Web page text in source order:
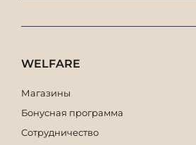
WELFARE
Магазины
Бонусная программа
Сотрудничество